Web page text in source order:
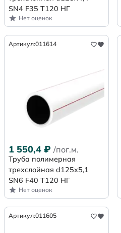
SN4 F35 Т120 НГ
Нет оценок
Артикул:011614
1 550,4 ₽ /пог.м.
Труба полимерная
трехслойная d125х5,1
SN6 F40 Т120 НГ
Нет оценок
Артикул:011605